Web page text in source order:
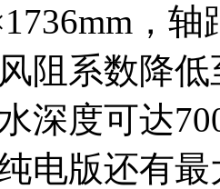
，
阻系数降
深度可达
电版还有